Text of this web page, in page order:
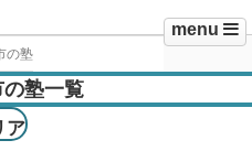
menu
の塾
の塾一覧
ア